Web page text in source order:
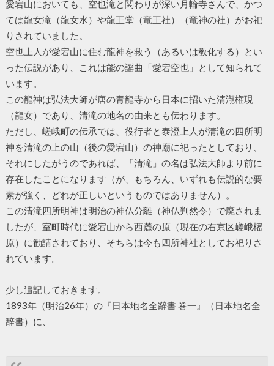
愛宕山においても、空也滝と関わりが深い月輪寺さんで、かつ
ては龍女滝（龍女水）や龍王堂（竜王社）（竜神の社）がお祀
りされていました。
空也上人が愛宕山に住む龍神を救う（あるいは教化する）とい
った伝説があり、これは能の謡曲「愛宕空也」として知られて
います。
この龍神は弘法大師が唐の青龍寺から日本に招いた清瀧権現
（龍女）であり、清滝の地名の由来とも伝わります。
ただし、嵯峨町の伝承では、役行者と泰澄上人が清滝の四所明
神を清滝の上の山（後の愛宕山）の神廟に祀ったとしており、
それにしたがうのであれば、「清滝」の名は弘法大師より前に
存在したことになります（が、もちろん、いずれも伝説的な要
素が強く、どれが正しいというものではありません）。
この清滝四所明神は明治の神仏分離（神仏判然令）で廃されま
したが、室町時代に愛宕山から西麓の原（現在の右京区嵯峨樒
原）に勧請されており、そちらは今も四所神社としてお祀りさ
れています。
少し追記しておきます。
1893年（明治26年）の『日本地名全辭書 巻一』（日本地名全
辞書）に、